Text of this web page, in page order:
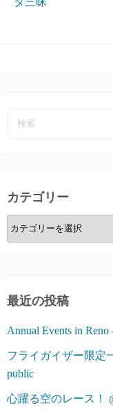
カテゴリー
カ
テ
ー
最近の投稿
Annual Events in
フライガイザー限定
public
心躍る空のレース！